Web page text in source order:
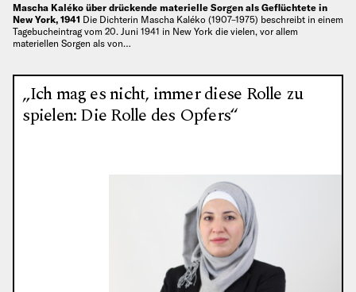
Mascha Kaléko über drückende materielle Sorgen als Geflüchtete in
New York, 1941 Die Dichterin Mascha Kaléko (1907–1975) beschreibt in einem
Tagebucheintrag vom 20. Juni 1941 in New York die vielen, vor allem
materiellen Sorgen als von…
„Ich mag es nicht, immer diese Rolle zu
spielen: Die Rolle des Opfers“